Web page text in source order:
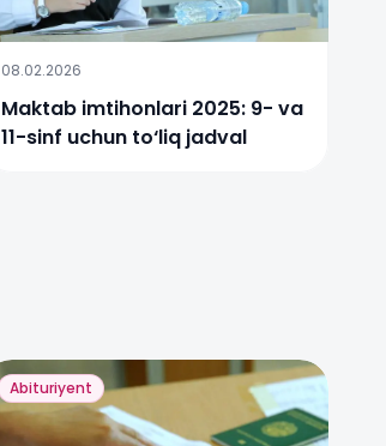
08.02.2026
Maktab imtihonlari 2025: 9- va
11-sinf uchun to‘liq jadval
Abituriyent